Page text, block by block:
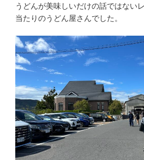
うどんが美味しいだけの話ではない
当たりのうどん屋さんでした。